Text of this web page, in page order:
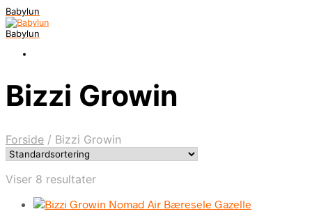
Babylun
Babylun
Bizzi Growin
Forside / Bizzi Growin
Viser 8 resultater